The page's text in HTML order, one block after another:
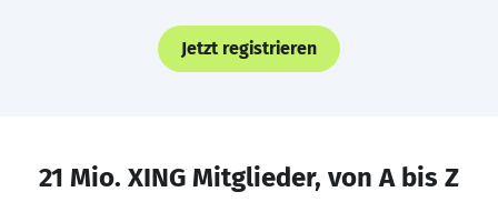
Jetzt registrieren
21 Mio. XING Mitglieder, von A bis Z